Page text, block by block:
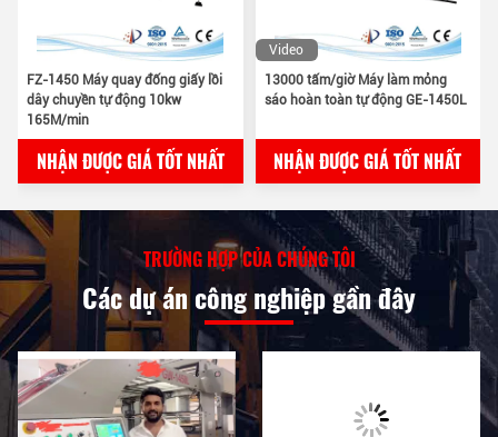
FZ-1450 Máy quay đống giấy lồi
dây chuyền tự động 10kw
165M/min
NHẬN ĐƯỢC GIÁ TỐT NHẤT
Video
13000 tấm/giờ Máy làm mỏng
sáo hoàn toàn tự động GE-1450L
NHẬN ĐƯỢC GIÁ TỐT NHẤT
TRƯỜNG HỢP CỦA CHÚNG TÔI
Các dự án công nghiệp gần đây